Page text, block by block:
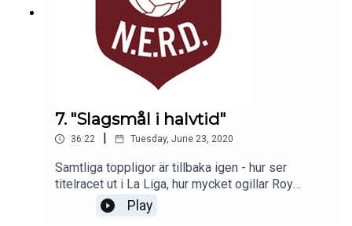
7. "Slagsmål i halvtid"
36:22 Tuesday, June 23, 2020
Samtliga toppligor är tillbaka igen - hur ser
titelracet ut i La Liga, hur mycket ogillar Roy
Keane egentligen David De Gea och hur bra kan
Antonio Contes trio i Inter bli?
Play